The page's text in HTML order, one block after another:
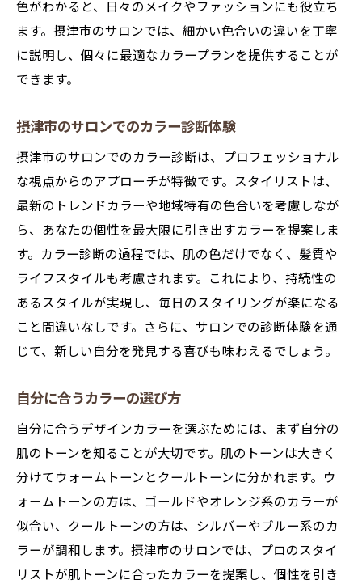
色がわかると、日々のメイクやファッションにも役立ち
ます。摂津市のサロンでは、細かい色合いの違いを丁寧
に説明し、個々に最適なカラープランを提供することが
できます。
摂津市のサロンでのカラー診断体験
摂津市のサロンでのカラー診断は、プロフェッショナル
な視点からのアプローチが特徴です。スタイリストは、
最新のトレンドカラーや地域特有の色合いを考慮しなが
ら、あなたの個性を最大限に引き出すカラーを提案しま
す。カラー診断の過程では、肌の色だけでなく、髪質や
ライフスタイルも考慮されます。これにより、持続性の
あるスタイルが実現し、毎日のスタイリングが楽になる
こと間違いなしです。さらに、サロンでの診断体験を通
じて、新しい自分を発見する喜びも味わえるでしょう。
自分に合うカラーの選び方
自分に合うデザインカラーを選ぶためには、まず自分の
肌のトーンを知ることが大切です。肌のトーンは大きく
分けてウォームトーンとクールトーンに分かれます。ウ
ォームトーンの方は、ゴールドやオレンジ系のカラーが
似合い、クールトーンの方は、シルバーやブルー系のカ
ラーが調和します。摂津市のサロンでは、プロのスタイ
リストが肌トーンに合ったカラーを提案し、個性を引き